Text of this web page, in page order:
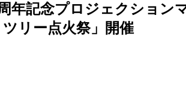
年記念プロジェクショ
リー点火祭」開催